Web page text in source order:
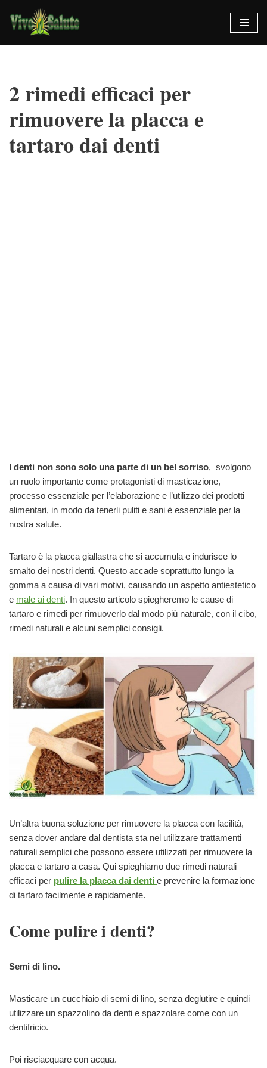
Vai
al
2 rimedi efficaci per
rimuovere la placca e
tartaro dai denti
I denti non sono solo una parte di un bel sorriso, svolgono
un ruolo importante come protagonisti di masticazione,
processo essenziale per l’elaborazione e l’utilizzo dei prodotti
alimentari, in modo da tenerli puliti e sani è essenziale per la
nostra salute.
Tartaro è la placca giallastra che si accumula e indurisce lo
smalto dei nostri denti. Questo accade soprattutto lungo la
gomma a causa di vari motivi, causando un aspetto antiestetico
e male ai denti. In questo articolo spiegheremo le cause di
tartaro e rimedi per rimuoverlo dal modo più naturale, con il cibo,
rimedi naturali e alcuni semplici consigli.
Un’altra buona soluzione per rimuovere la placca con facilità,
senza dover andare dal dentista sta nel utilizzare trattamenti
naturali semplici che possono essere utilizzati per rimuovere la
placca e tartaro a casa. Qui spieghiamo due rimedi naturali
efficaci per pulire la placca dai denti e prevenire la formazione
di tartaro facilmente e rapidamente.
Come pulire i denti?
Semi di lino.
Masticare un cucchiaio di semi di lino, senza deglutire e quindi
utilizzare un spazzolino da denti e spazzolare come con un
dentifricio.
Poi risciacquare con acqua.